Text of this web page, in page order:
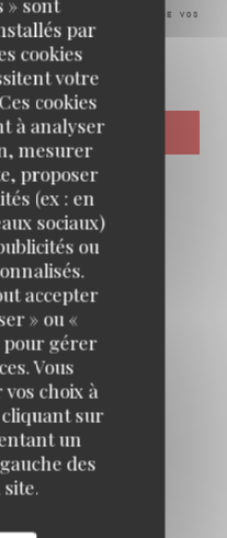
» sont
par
cookies
votre
cookies
à analyser
mesurer
proposer
(ex : en
sociaux)
ou
accepter
» ou «
pour gérer
Vous
choix à
sur
un
des
site.
sur le traitement de vos
de confidentialité
RESTAURANT
traditionnelle